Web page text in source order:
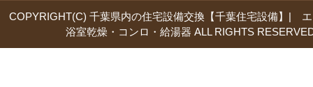
COPYRIGHT(C) 千葉県内の住宅設備交換【千葉住宅設備】|
浴室乾燥・コンロ・給湯器 ALL RIGHTS